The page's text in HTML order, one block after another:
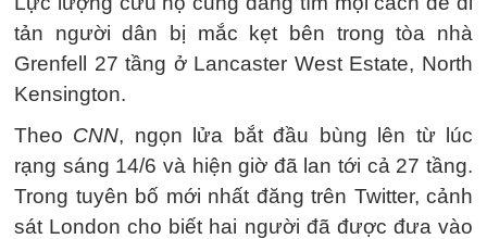
tản người dân bị mắc kẹt bên trong tòa nhà
Grenfell 27 tầng ở Lancaster West Estate, North
Kensington.
Theo CNN, ngọn lửa bắt đầu bùng lên từ lúc
rạng sáng 14/6 và hiện giờ đã lan tới cả 27 tầng.
Trong tuyên bố mới nhất đăng trên Twitter, cảnh
sát London cho biết hai người đã được đưa vào